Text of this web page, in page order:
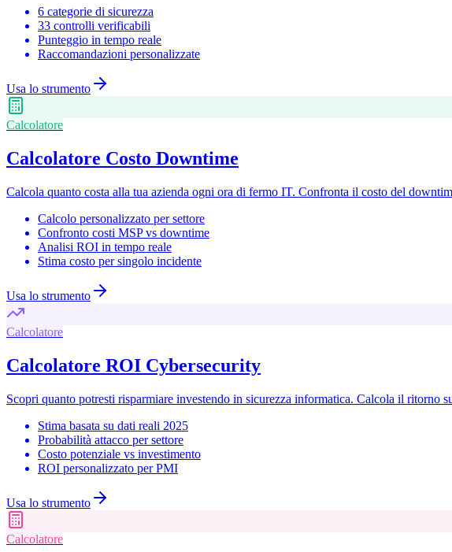
6 categorie di sicurezza
33 controlli verificabili
Punteggio in tempo reale
Raccomandazioni personalizzate
Usa lo strumento
Calcolatore
Calcolatore Costo Downtime
Calcola quanto costa alla tua azienda ogni ora di fermo IT. Confronta il costo del
Calcolo personalizzato per settore
Confronto costi MSP vs downtime
Analisi ROI in tempo reale
Stima costo per singolo incidente
Usa lo strumento
Calcolatore
Calcolatore ROI Cybersecurity
Scopri quanto potresti risparmiare investendo in sicurezza informatica. Calcola il ritorno
Stima basata su dati reali 2025
Probabilità attacco per settore
Costo potenziale vs investimento
ROI personalizzato per PMI
Usa lo strumento
Calcolatore